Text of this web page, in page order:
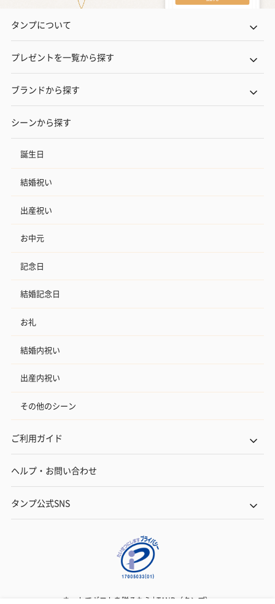
タンプについて
プレゼントを一覧から探す
ブランドから探す
シーンから探す
誕生日
結婚祝い
出産祝い
お中元
記念日
結婚記念日
お礼
結婚内祝い
出産内祝い
その他のシーン
ご利用ガイド
ヘルプ・お問い合わせ
タンプ公式SNS
ネットでギフトを贈るなら | TANP（タンプ）